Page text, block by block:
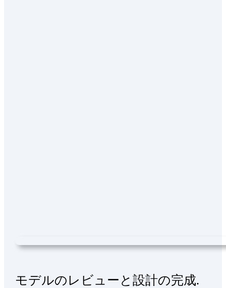
モデルのレビューと設計の完成.